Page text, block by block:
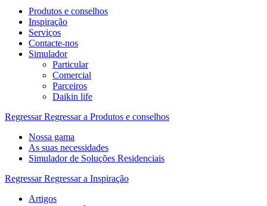
Produtos e conselhos
Inspiração
Serviços
Contacte-nos
Simulador
Particular
Comercial
Parceiros
Daikin life
Regressar Regressar a Produtos e conselhos
Nossa gama
As suas necessidades
Simulador de Soluções Residenciais
Regressar Regressar a Inspiração
Artigos